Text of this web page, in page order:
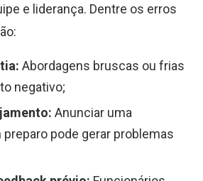
e liderança. Dentre os erros
Abordagens bruscas ou frias
negativo;
Anunciar uma
pode gerar problemas